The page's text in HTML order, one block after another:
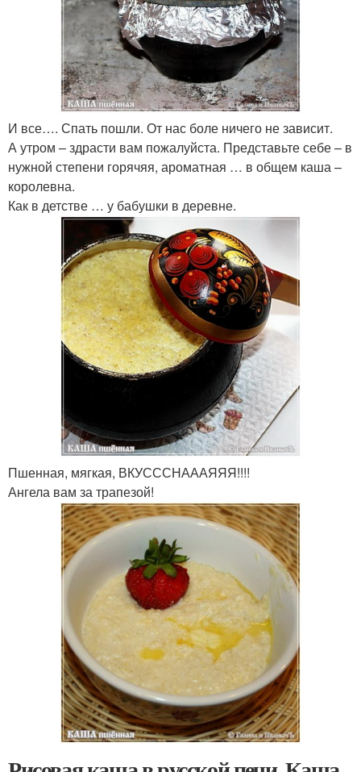
И все…. Спать пошли. От нас боле ничего не зависит.
А утром – здрасти вам пожалуйста. Представьте себе – в
нужной степени горячяя, ароматная … в общем каша –
королевна.
Как в детстве … у бабушки в деревне.
Пшенная, мягкая, ВКУСССНАААЯЯЯ!!!!
Ангела вам за трапезой!